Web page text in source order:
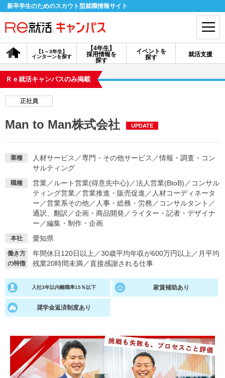
新卒学生のためのスカウト型就職情報サイト
【4年生】
採用情報を
探す
【1～3年生】
インターンを探す
イベントを
探す
就活支援
会員登録 ログイン
探す
イベントを探す スカウト お知らせ
就活ノウハウ・サポート
就活支援
就活ノウハウが満載！ お役立ち記事・相談室など
適職診断 就活チャンネル
就活ニュースペーパー
Ｒｅ就活キャンパスのみ掲載
正社員
Man to Man株式会社 UPDATE
業種 人材サービス ／専門・その他サービス ／情報・調査・コン
サルティング
職種 営業／ ルート営業(得意先中心) ／法人営業(BtoB) ／ コンサル
ティング営業／営業推進・販売促進 ／ 人材コーディネータ
ー ／営業系その他／ 人事・総務・労務 ／ コンサルタント ／
通訳、翻訳 ／企画・商品開発 ／ライター・記者・デザイナ
ー ／編集・制作・企画
本社 愛知県
働き方
の特徴
年間休日120日以上 ／30歳平均年収が600万円以上 ／ 月平均
残業20時間未満／直接感謝される仕事
入社3年以内離職率15％以下 家賃補助あり
奨学金返済制度あり